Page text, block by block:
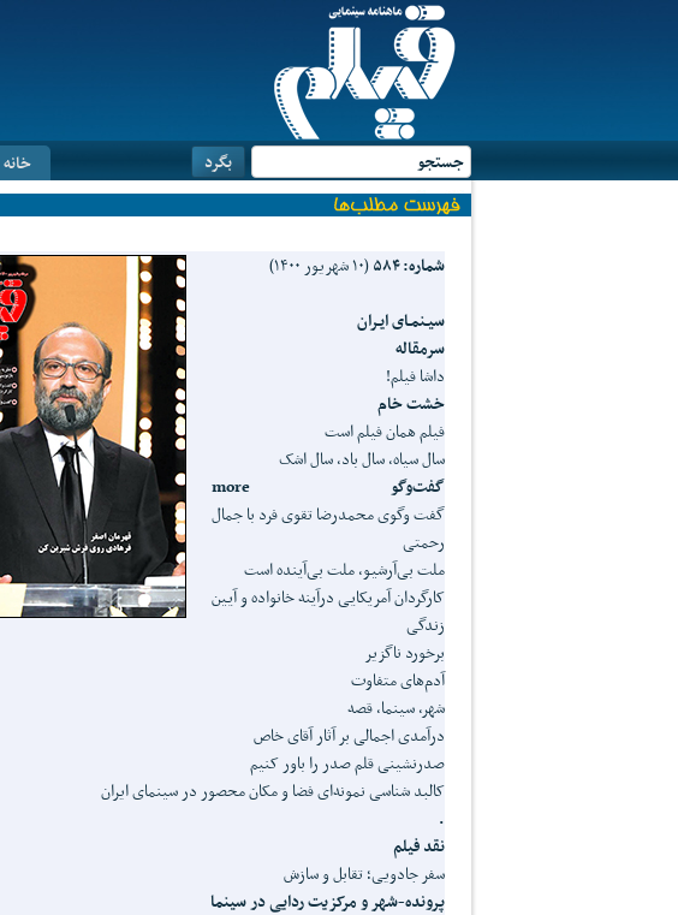
خانه
شماره: ۵۸۴
(۱۰ شهریور ۱۴۰۰)
سيـنمـای ايـران
سرمقاله
داشا فيلم!
خشت خام
فيلم همان فيلم است
سال سياه، سال باد، سال اشک
گفت‌وگو more
گفت وگوی محمدرضا تقوی فرد با جمال
رحمتی
ملت بی‌آرشيو، ملت بی‌آينده است
کارگردان آمريکايی در‌آينه خانواده و آيين
زندگی
برخورد ناگزیر
آدم‌های متفاوت
شهر، سینما، قصه
درآمدی اجمالی بر آثار آقای خاص
صدرنشینی قلم صدر را باور کنیم
کالبد شناسی نمونه‌ای فضا و مکان محصور در سینمای ایران
.
نقد فیلم
سفر جادویی؛ تقابل و سازش
پرونده-شهر و مرکزیت ردایی در سینما